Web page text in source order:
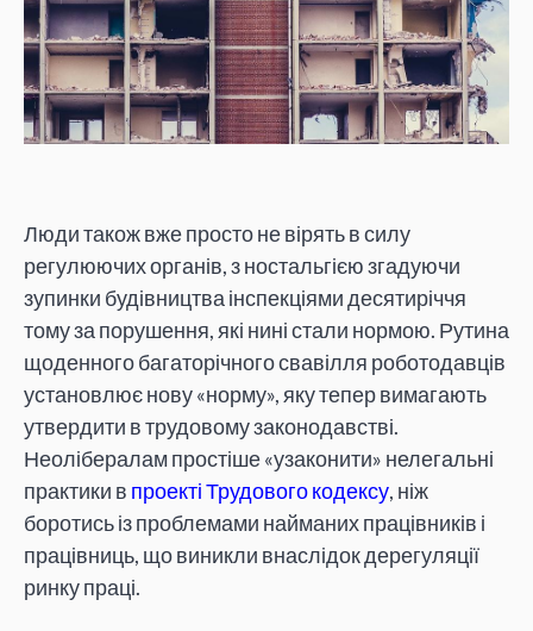
Люди також вже просто не вірять в силу
регулюючих органів, з ностальгією згадуючи
зупинки будівництва інспекціями десятиріччя
тому за порушення, які нині стали нормою. Рутина
щоденного багаторічного свавілля роботодавців
установлює нову «норму», яку тепер вимагають
утвердити в трудовому законодавстві.
Неолібералам простіше «узаконити» нелегальні
практики в проекті Трудового кодексу, ніж
боротись із проблемами найманих працівників і
працівниць, що виникли внаслідок дерегуляції
ринку праці.